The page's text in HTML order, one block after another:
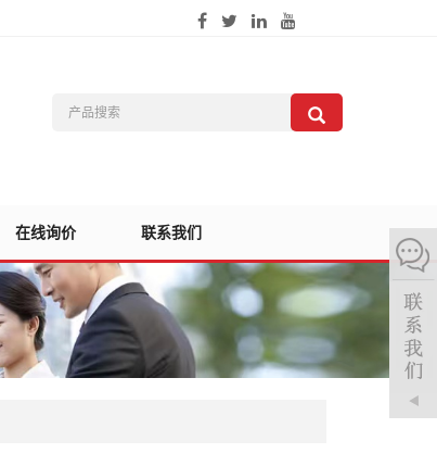
在线询价 联系我们